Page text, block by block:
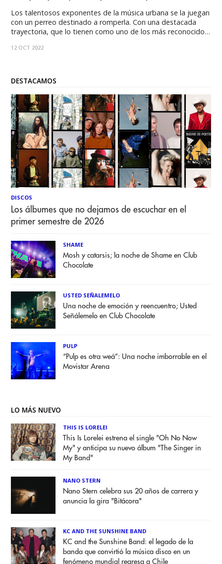
Los talentosos exponentes de la música urbana se la juegan
con un perreo destinado a romperla. Con una destacada
trayectoria, que lo tienen como uno de los más reconocidos
lanzamientos y nos presenta “Natural”, esta vez junto a los
12 OCT 2022
DESTACAMOS
DISCOS
Los álbumes que no dejamos de escuchar en el
primer semestre de 2026
SHAME
Mosh y catarsis; la noche de Shame en Club
Chocolate
USTED SEÑALEMELO
Una noche de emoción y reencuentro; Usted
Señálemelo en Club Chocolate
PULP
“Pulp es otra weá”: Una noche imborrable en el
Movistar Arena
LO MÁS NUEVO
THIS IS LORELEI
This Is Lorelei estrena el single "Oh No Now
My" y anticipa su nuevo álbum "The Singer in
My Band"
NANO STERN
Nano Stern celebra sus 20 años de carrera y
anuncia la gira "Bitácora"
KC AND THE SUNSHINE BAND
KC and the Sunshine Band: el legado de la
banda que convirtió la música disco en un
fenómeno mundial regresa a Chile